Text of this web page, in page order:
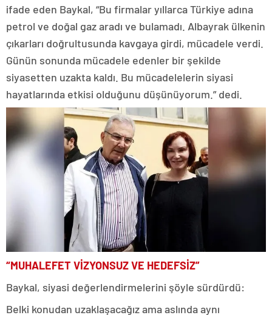
ifade eden Baykal, “Bu firmalar yıllarca Türkiye adına
petrol ve doğal gaz aradı ve bulamadı. Albayrak ülkenin
çıkarları doğrultusunda kavgaya girdi, mücadele verdi.
Günün sonunda mücadele edenler bir şekilde
siyasetten uzakta kaldı. Bu mücadelelerin siyasi
hayatlarında etkisi olduğunu düşünüyorum.” dedi.
“MUHALEFET VİZYONSUZ VE HEDEFSİZ”
Baykal, siyasi değerlendirmelerini şöyle sürdürdü:
Belki konudan uzaklaşacağız ama aslında aynı